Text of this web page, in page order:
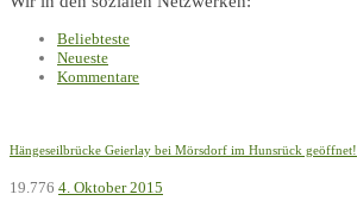
Beliebteste
Neueste
Kommentare
Hängeseilbrücke Geierlay bei Mörsdorf im Hunsrück geöffnet!
19.776 4. Oktober 2015